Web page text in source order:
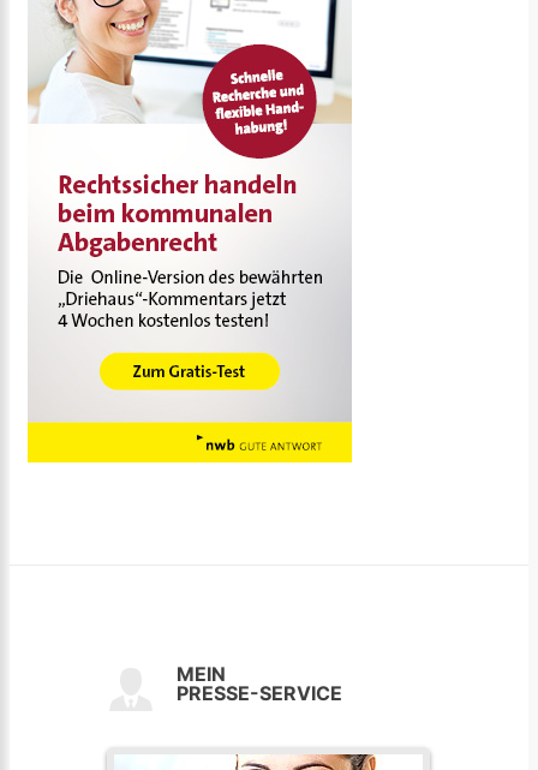
MEIN
PRESSE-SERVICE